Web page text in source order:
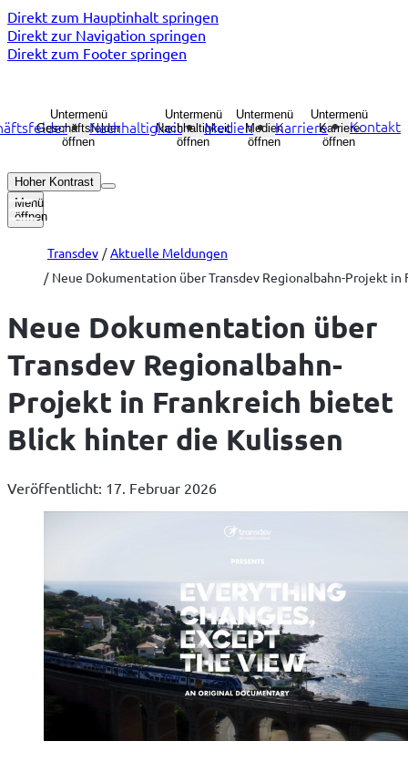
Direkt zum Hauptinhalt springen
Direkt zur Navigation springen
Direkt zum Footer springen
Untermenü
Geschäftsfelder
öffnen
Nachhaltigkeit
Untermenü
Nachhaltigkeit
öffnen
Medien
Untermenü
Medien
öffnen
Karriere
Untermenü
Karriere
öffnen
Kontakt
Hoher Kontrast
Menü
öffnen
Transdev
Aktuelle Meldungen
Neue Dokumentation über Transdev Regionalbahn-Projekt
Neue Dokumentation über
Transdev Regionalbahn-
Projekt in Frankreich bietet
Blick hinter die Kulissen
Veröffentlicht: 17. Februar 2026